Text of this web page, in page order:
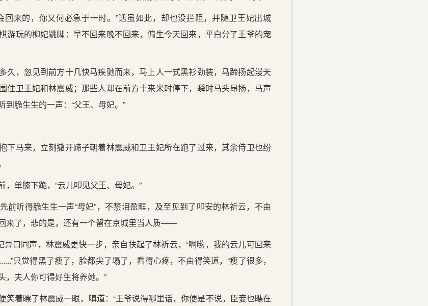
回来的，你又何必急于一时。”话虽如此，却也没拦阻，并随卫王妃出城
游玩的柳妃跳脚：早不回来晚不回来，偏生今天回来，平白分了王爷的宠
久，忽见到前方十几快马疾驰而来，马上人一式黑衫劲装，马蹄扬起漫天
住卫王妃和林震威；那些人却在前方十来米时停下，瞬时马头昂扬，马声
到脆生生的一声：“父王、母妃。”
下马来，立刻撒开蹄子朝着林震威和卫王妃所在跑了过来，其余侍卫也纷
单膝下跪，“云儿叩见父王、母妃。”
前听得脆生生一声“母妃”，不禁泪盈眶，及至见到了叩安的林祈云，不由
来了，悲的是，还有一个留在京城里当人质——
异口同声，林震威更快一步，亲自扶起了林祈云，“啊哟，我的云儿可回来
只觉得黑了瘦了，脸都尖了塌了，看得心疼，不由得笑道，“瘦了很多，
，夫人你可得好生将养她。”
笑着瞟了林震威一眼，嗔道：“王爷说得哪里话，你便是不说，臣妾也瞧在